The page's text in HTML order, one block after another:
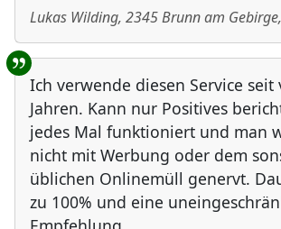
Lukas Wilding, 2345Brunn am Gebirge,
Ich verwende diesen Service seit
Jahren. Kann nur Positives
jedes Mal funktioniert und man
nicht mit Werbung oder dem
üblichen Onlinemüll genervt.
zu 100% und eine